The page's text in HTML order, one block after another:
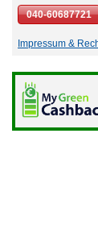
040-60687721
Impressum &